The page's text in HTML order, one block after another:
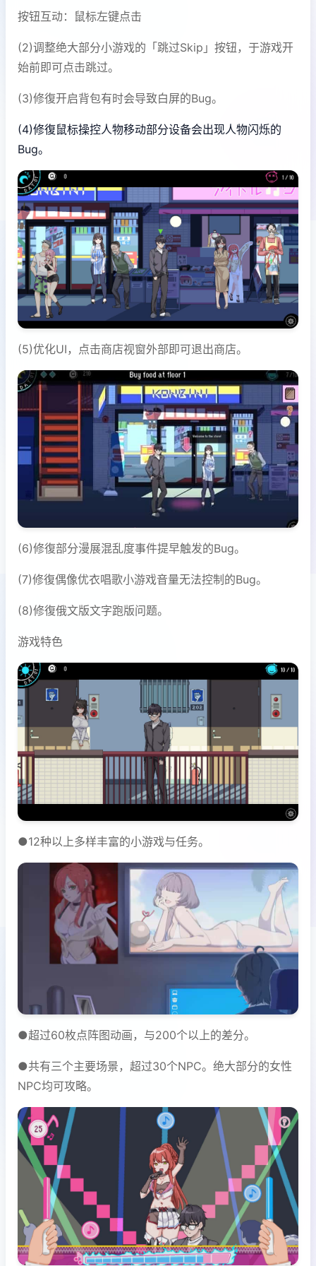
按钮互动：鼠标左键点击
(2)调整绝大部分小游戏的「跳过Skip」按钮，于游戏开
始前即可点击跳过。
(3)修復开启背包有时会导致白屏的Bug。
(4)修復鼠标操控人物移动部分设备会出现人物闪烁的
Bug。
(5)优化UI，点击商店视窗外部即可退出商店。
(6)修復部分漫展混乱度事件提早触发的Bug。
(7)修復偶像优衣唱歌小游戏音量无法控制的Bug。
(8)修復俄文版文字跑版问题。
游戏特色
●12种以上多样丰富的小游戏与任务。
●超过60枚点阵图动画，与200个以上的差分。
●共有三个主要场景，超过30个NPC。绝大部分的女性
NPC均可攻略。